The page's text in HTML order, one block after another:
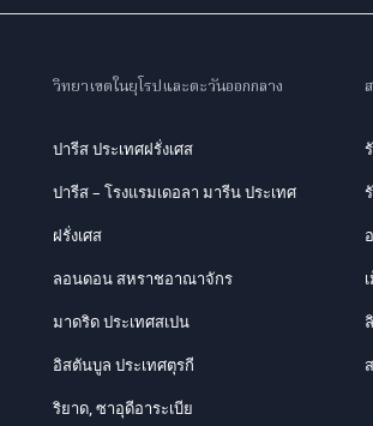
วิทยาเขตในยุโรปและตะวันออกกลาง
ปารีส ประเทศฝรั่งเศส
ปารีส – โรงแรมเดอลา มารีน ประเทศ
ฝรั่งเศส
ลอนดอน สหราชอาณาจักร
มาดริด ประเทศสเปน
อิสตันบูล ประเทศตุรกี
ริยาด, ซาอุดีอาระเบีย